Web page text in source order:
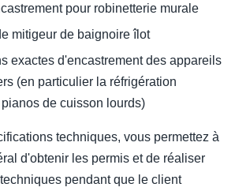
pour robinetterie murale
mitigeur de baignoire îlot
exactes d'encastrement des appareils
(en particulier la réfrigération
de cuisson lourds)
techniques, vous permettez à
d'obtenir les permis et de réaliser
pendant que le client